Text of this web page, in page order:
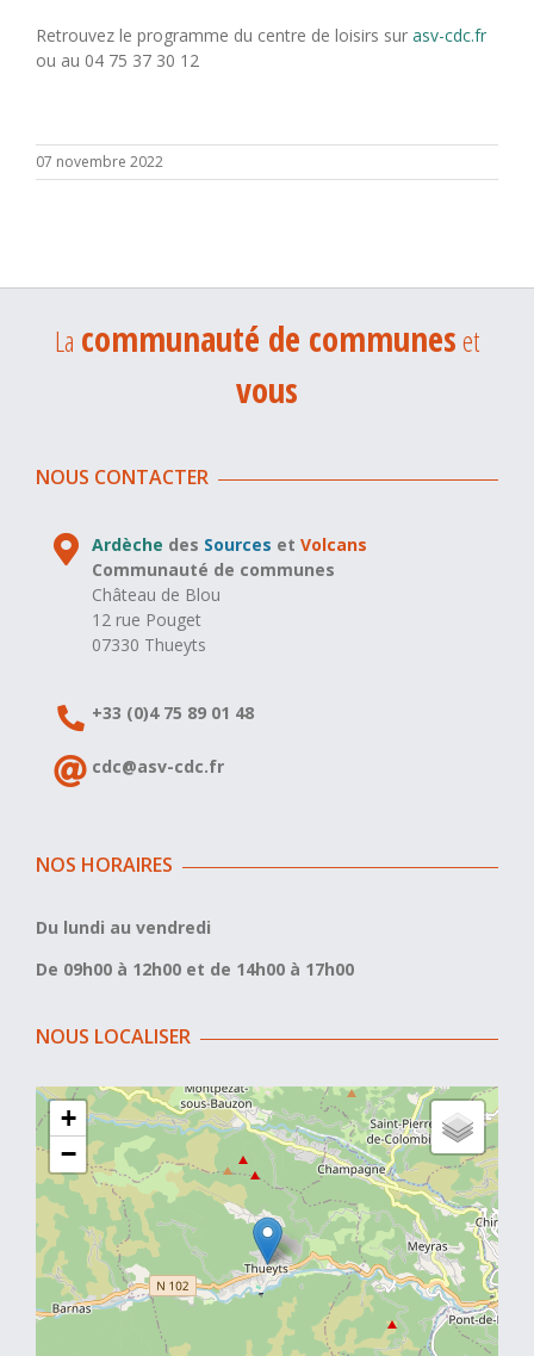
Retrouvez le programme du centre de loisirs sur asv-cdc.fr
ou au 04 75 37 30 12
07 novembre 2022
La communauté de communeset
vous
NOUS CONTACTER
Ardèche des Sources etVolcans
Communauté de communes
Château de Blou
12 rue Pouget
07330 Thueyts
+33 (0)4 75 89 01 48
cdc@asv-cdc.fr
NOS HORAIRES
Du lundi au vendredi
De 09h00 à 12h00 et de 14h00 à 17h00
NOUS LOCALISER
+
−